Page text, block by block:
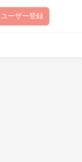
ユーザー登録